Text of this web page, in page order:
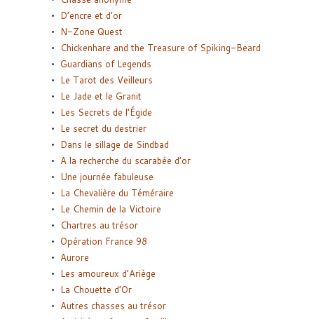
D’encre et d’or
N-Zone Quest
Chickenhare and the Treasure of Spiking-Beard
Guardians of Legends
Le Tarot des Veilleurs
Le Jade et le Granit
Les Secrets de l’Égide
Le secret du destrier
Dans le sillage de Sindbad
A la recherche du scarabée d’or
Une journée fabuleuse
La Chevalière du Téméraire
Le Chemin de la Victoire
Chartres au trésor
Opération France 98
Aurore
Les amoureux d’Ariège
La Chouette d’Or
Autres chasses au trésor